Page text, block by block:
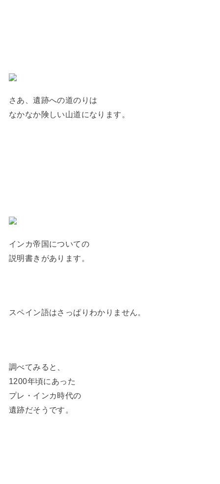
さあ、遺跡への道のりは
なかなか険しい山道になります。
インカ帝国についての
説明書きがあります。
スペイン語はさっぱりわかりません。
調べてみると、
1200年頃にあった
プレ・インカ時代の
遺跡だそうです。